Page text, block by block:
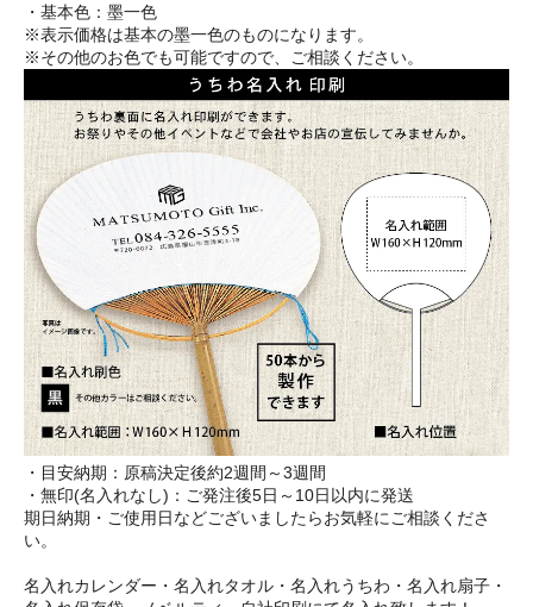
・基本色：墨一色
※表示価格は基本の墨一色のものになります。
※その他のお色でも可能ですので、ご相談ください。
・目安納期：原稿決定後約2週間～3週間
・無印(名入れなし)：ご発注後5日～10日以内に発送
期日納期・ご使用日などございましたらお気軽にご相談くださ
い。
名入れカレンダー・名入れタオル・名入れうちわ・名入れ扇子・